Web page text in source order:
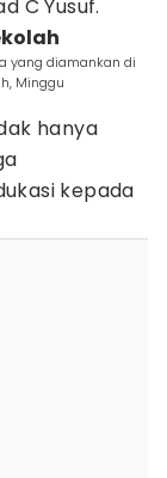
C Yusuf.
yang diamankan di
Minggu
hanya
kepada